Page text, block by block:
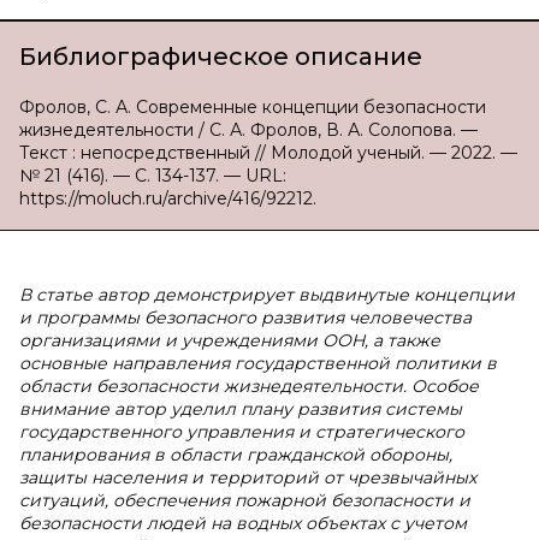
Библиографическое описание
Фролов, С. А. Современные концепции безопасности
жизнедеятельности / С. А. Фролов, В. А. Солопова. —
Текст : непосредственный // Молодой ученый. — 2022. —
№ 21 (416). — С. 134-137. — URL:
https://moluch.ru/archive/416/92212.
В статье автор демонстрирует выдвинутые концепции
и программы безопасного развития человечества
организациями и учреждениями ООН, а также
основные направления государственной политики в
области безопасности жизнедеятельности. Особое
внимание автор уделил плану развития системы
государственного управления и стратегического
планирования в области гражданской обороны,
защиты населения и территорий от чрезвычайных
ситуаций, обеспечения пожарной безопасности и
безопасности людей на водных объектах с учетом